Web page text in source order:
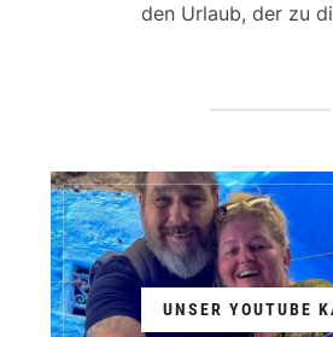
den Urlaub, der zu
UNSER YOUTUBE